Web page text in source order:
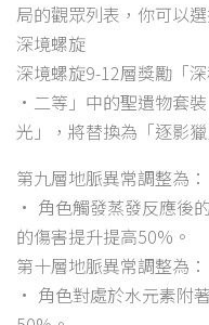
局的觀眾列表，你可以
深境螺旋
深境螺旋9-12層獎勵「
·二等」中的聖遺物套
光」，將替換為「逐影
第九層地脈異常調整為：
• 角色觸發蒸發反應後
的傷害提升提高50%。
第十層地脈異常調整為：
• 角色對處於水元素附